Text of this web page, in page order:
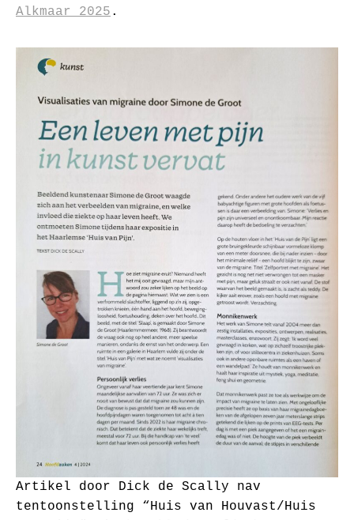
Alkmaar 2025 .
Artikel door Dick de Scally nav
tentoonstelling “Huis van Houvast/Huis